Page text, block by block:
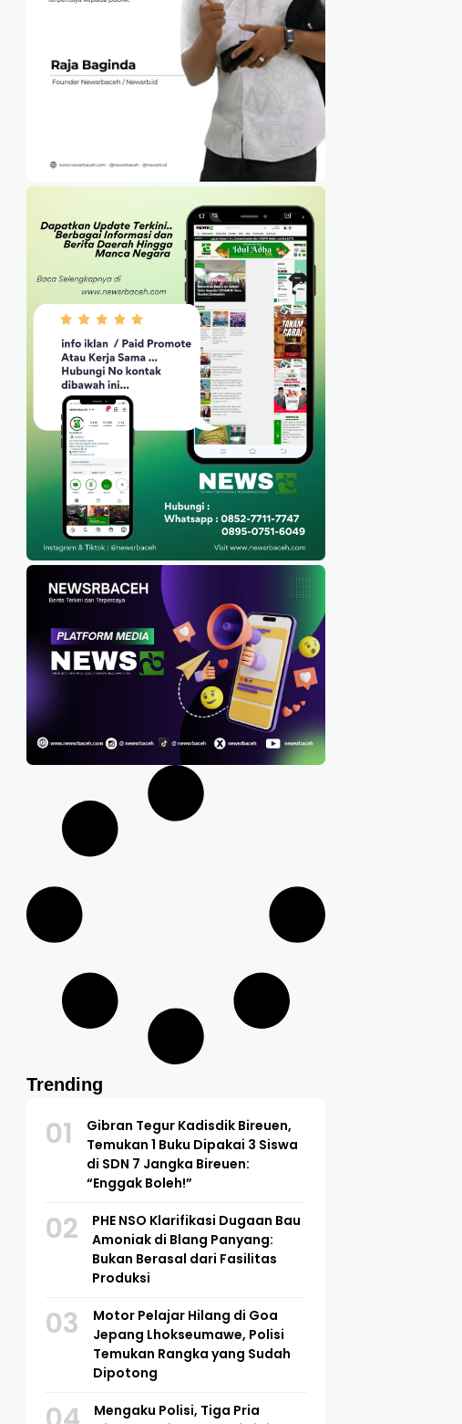
Trending
01
Gibran Tegur Kadisdik Bireuen,
Temukan 1 Buku Dipakai 3 Siswa
di SDN 7 Jangka Bireuen:
“Enggak Boleh!”
02
PHE NSO Klarifikasi Dugaan Bau
Amoniak di Blang Panyang:
Bukan Berasal dari Fasilitas
Produksi
03
Motor Pelajar Hilang di Goa
Jepang Lhokseumawe, Polisi
Temukan Rangka yang Sudah
Dipotong
Mengaku Polisi, Tiga Pria